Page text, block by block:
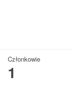
Członkowie
1